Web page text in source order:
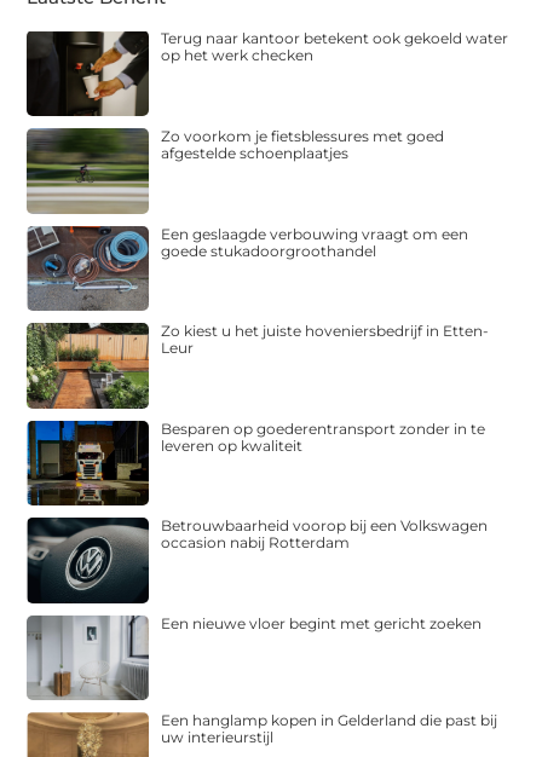
Terug naar kantoor betekent ook gekoeld water
op het werk checken
Zo voorkom je fietsblessures met goed
afgestelde schoenplaatjes
Een geslaagde verbouwing vraagt om een
goede stukadoorgroothandel
Zo kiest u het juiste hoveniersbedrijf in Etten-
Leur
Besparen op goederentransport zonder in te
leveren op kwaliteit
Betrouwbaarheid voorop bij een Volkswagen
occasion nabij Rotterdam
Een nieuwe vloer begint met gericht zoeken
Een hanglamp kopen in Gelderland die past bij
uw interieurstijl